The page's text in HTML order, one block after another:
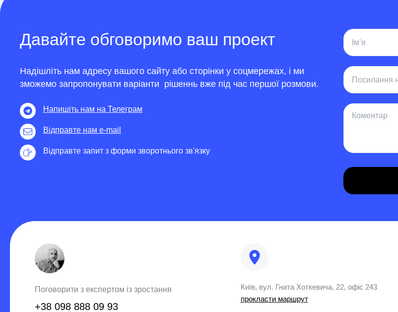
Давайте обговоримо ваш проект
Надішліть нам адресу вашого сайту або сторінки у соцмережах, і ми
зможемо запропонувати варіанти рішеннь вже під час першої розмови.
Напишіть нам на Телеграм
Відправте нам e-mail
Відправте запит з форми зворотнього зв'язку
Поговорити з експертом із зростання
+38 098 888 09 93
Київ, вул. Гната Хоткевича, 22, офіс 243
прокласти маршрут